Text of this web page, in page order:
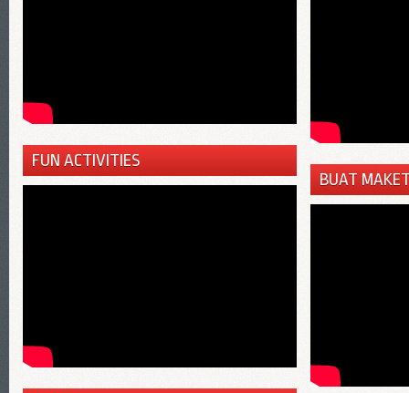
FUN ACTIVITIES
BUAT